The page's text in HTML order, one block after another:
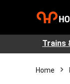
Trains
Home